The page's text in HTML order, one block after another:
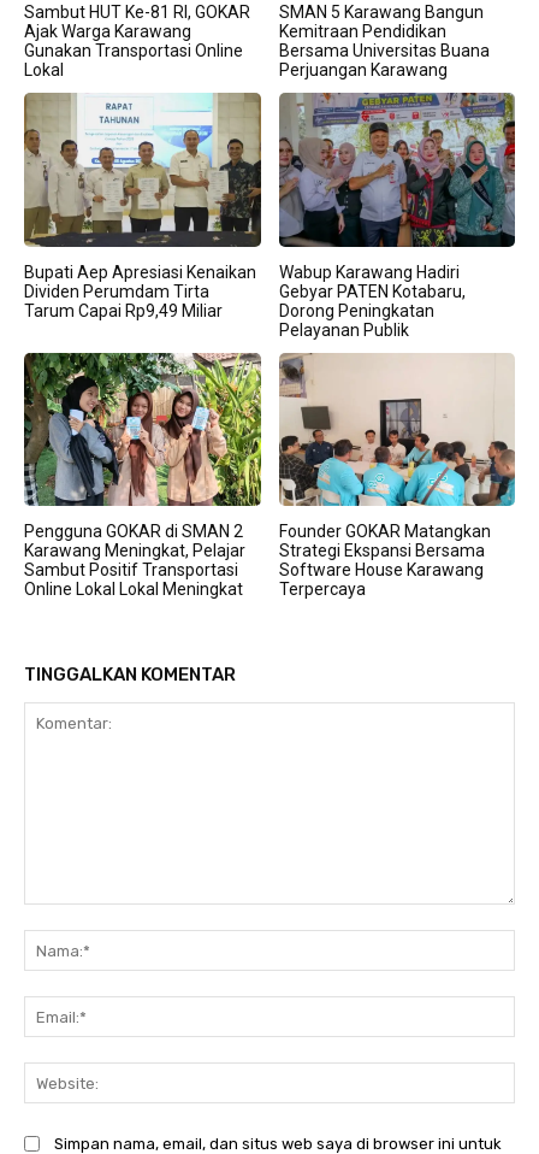
Sambut HUT Ke-81 RI, GOKAR
Ajak Warga Karawang
Gunakan Transportasi Online
Lokal
SMAN 5 Karawang Bangun
Kemitraan Pendidikan
Bersama Universitas Buana
Perjuangan Karawang
Bupati Aep Apresiasi Kenaikan
Dividen Perumdam Tirta
Tarum Capai Rp9,49 Miliar
Wabup Karawang Hadiri
Gebyar PATEN Kotabaru,
Dorong Peningkatan
Pelayanan Publik
Pengguna GOKAR di SMAN 2
Karawang Meningkat, Pelajar
Sambut Positif Transportasi
Online Lokal Lokal Meningkat
Founder GOKAR Matangkan
Strategi Ekspansi Bersama
Software House Karawang
Terpercaya
TINGGALKAN KOMENTAR
Simpan nama, email, dan situs web saya di browser ini untuk